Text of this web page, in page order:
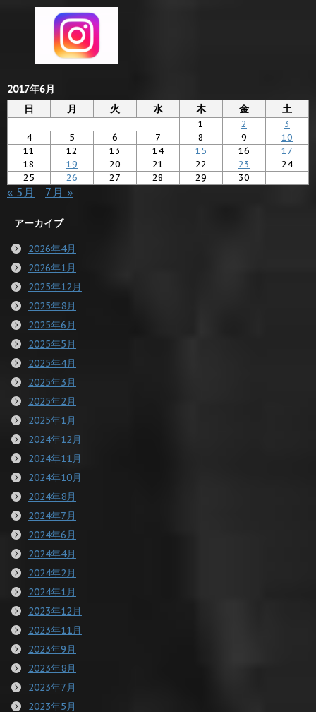
2017年6月
日
月 火 水 木 金 土
1 2
3
4
5 6 7 8 9
10
11
12 13 14 15 16
17
18
19 20 21 22 23
24
25
26 27 28 29 30
« 5月 7月 »
アーカイブ
2026年4月
2026年1月
2025年12月
2025年8月
2025年6月
2025年5月
2025年4月
2025年3月
2025年2月
2025年1月
2024年12月
2024年11月
2024年10月
2024年8月
2024年7月
2024年6月
2024年4月
2024年2月
2024年1月
2023年12月
2023年11月
2023年9月
2023年8月
2023年7月
2023年5月